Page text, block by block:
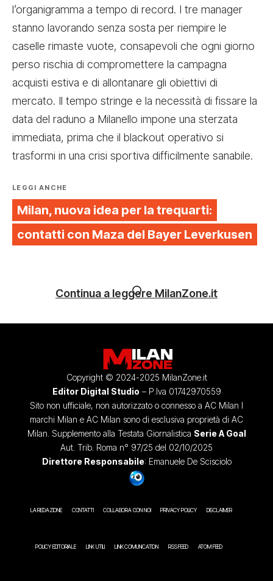
l’organigramma a tempo di record. I tre manager
stanno lavorando senza sosta per riempire le
caselle rimaste vuote, consapevoli che ogni giorno
perso rischia di compromettere la campagna
acquisti estiva e di allontanare gli obiettivi di
mercato. Il tempo stringe e la necessità di fissare la
data del raduno a Milanello impone una sterzata
immediata, prima che il blackout operativo si
trasformi in una crisi sportiva difficilmente sanabile.
LEGGI ANCHE
Milan, nuova idea per la trequarti:
contatti con Maza del Bayer Leverkusen
Continua a leggere MilanZone.it
Copyright © 2024-2025 MilanZone.it
Editor Digital Studio – P.Iva 01742970559
Sito non ufficiale, non autorizzato o connesso a AC Milan I
marchi Milan e AC Milan sono di esclusiva proprietà di AC
Milan. Supplemento alla Testata Giornalistica Serie A Goal
Aut. Trib. Roma n° 97/25 del 02/10/2025
Direttore Responsabile: Emanuele De Scisciolo
LA REDAZIONE CONTATTI COLLABORA CON NOI PRIVACY POLICY DISCLAIMER
POLICY EDITORIALE LINK UTILI LINK COMUNICATION RSS FEED ATOM FEED